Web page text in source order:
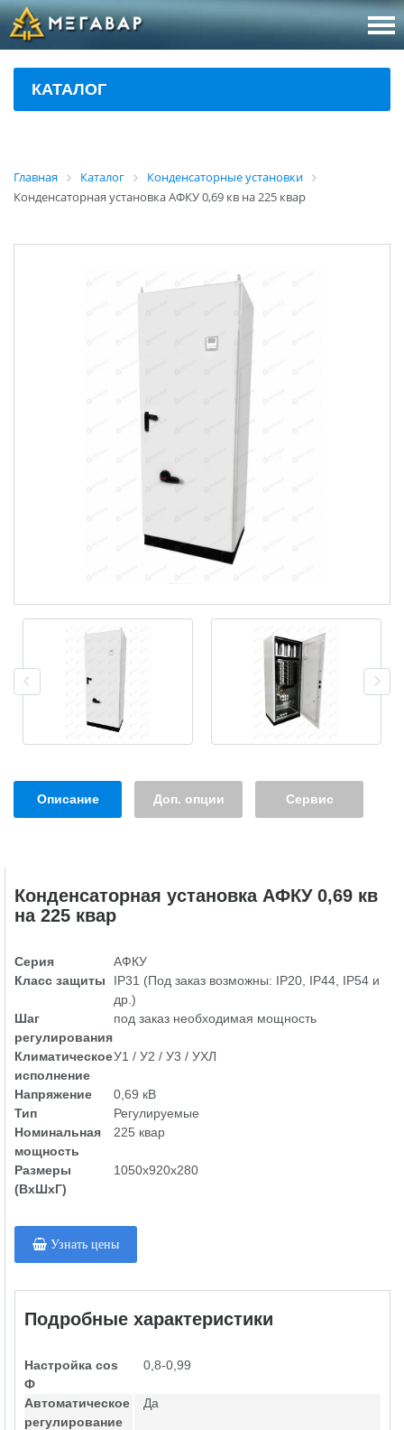
8
КАТАЛОГ
Главная Каталог
Конденсаторные установки
Конденсаторная установка АФКУ 0,69 кв на 225 квар
Описание Доп. опции Сервис
Конденсаторная установка АФКУ 0,69 кв
на 225 квар
Серия
АФКУ
Класс защиты
IP31 (Под заказ возможны: IP20, IP44, IP54 и
др.)
Шаг
регулирования
под заказ необходимая мощность
Климатическое
исполнение
У1 / У2 / У3 / УХЛ
Напряжение
0,69 кВ
Тип
Регулируемые
Номинальная
мощность
225 квар
Размеры
(ВхШхГ)
1050х920х280
Узнать цены
Подробные характеристики
Настройка cos
Ф
0,8-0,99
Автоматическое
регулирование
Да